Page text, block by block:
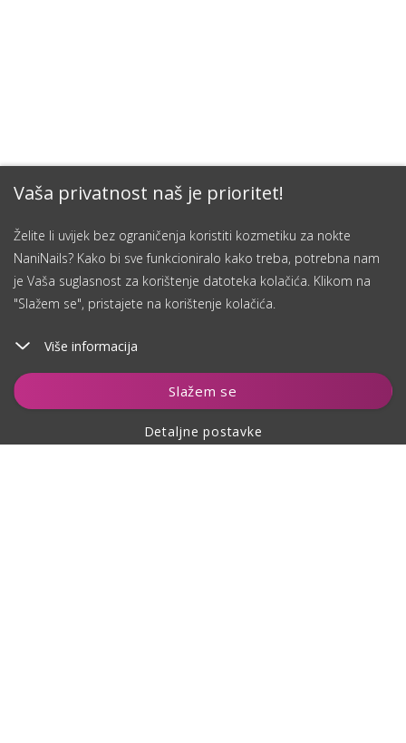
Vaša privatnost naš je prioritet!
Želite li uvijek bez ograničenja koristiti kozmetiku za nokte
NaniNails? Kako bi sve funkcioniralo kako treba, potrebna nam
je Vaša suglasnost za korištenje datoteka kolačića. Klikom na
"Slažem se", pristajete na korištenje kolačića.
Više informacija
Slažem se
Detaljne postavke
Dodaj u košaricu